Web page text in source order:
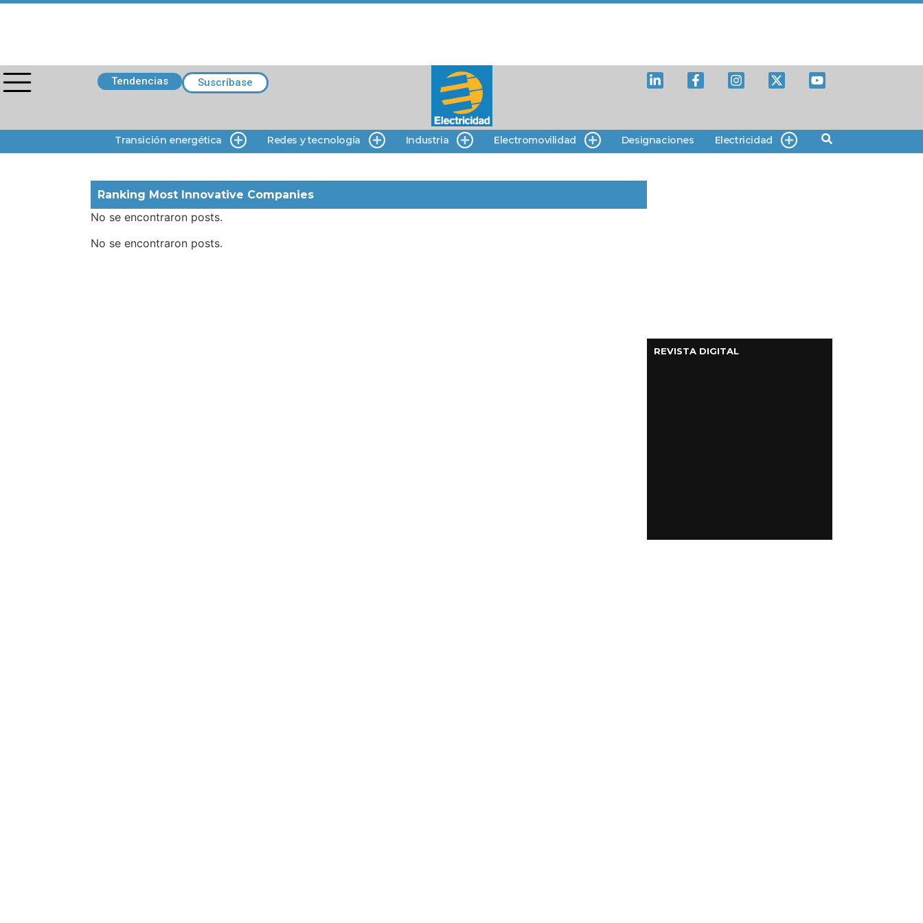
Tendencias Suscríbase
Transición energética Redes y tecnología Industria Electromovilidad Designaciones Electricidad
Ranking Most Innovative Companies
No se encontraron posts.
No se encontraron posts.
REVISTA DIGITAL